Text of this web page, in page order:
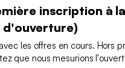
inscription à la
d'ouverture)
les offres en cours. Hors
que nous mesurions